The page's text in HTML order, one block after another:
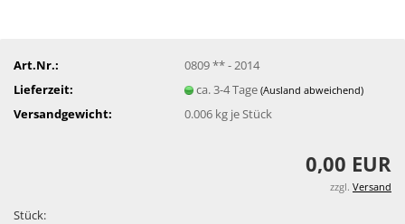
Art.Nr.:
0809 ** - 2014
Lieferzeit:
ca. 3-4 Tage(Ausland abweichend)
Versandgewicht: 0.006 kg je Stück
0,00 EUR
zzgl. Versand
Stück: